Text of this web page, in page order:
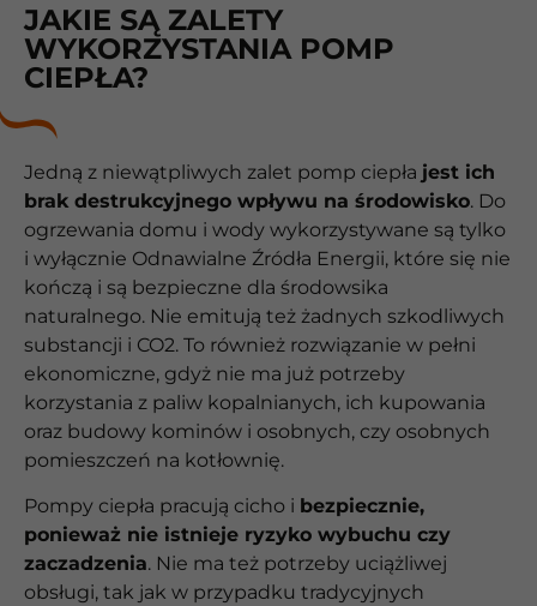
JAKIE SĄ ZALETY
WYKORZYSTANIA POMP
CIEPŁA?
Jedną z niewątpliwych zalet pomp ciepła jest ich
brak destrukcyjnego wpływu na środowisko. Do
ogrzewania domu i wody wykorzystywane są tylko
i wyłącznie Odnawialne Źródła Energii, które się nie
kończą i są bezpieczne dla środowsika
naturalnego. Nie emitują też żadnych szkodliwych
substancji i CO2. To również rozwiązanie w pełni
ekonomiczne, gdyż nie ma już potrzeby
korzystania z paliw kopalnianych, ich kupowania
oraz budowy kominów i osobnych, czy osobnych
pomieszczeń na kotłownię.
Pompy ciepła pracują cicho i bezpiecznie,
ponieważ nie istnieje ryzyko wybuchu czy
zaczadzenia. Nie ma też potrzeby uciążliwej
obsługi, tak jak w przypadku tradycyjnych